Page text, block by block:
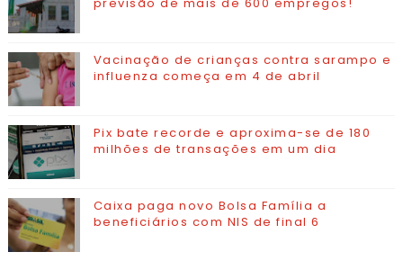
Vacinação de crianças contra sarampo e
influenza começa em 4 de abril
Pix bate recorde e aproxima-se de 180
milhões de transações em um dia
Caixa paga novo Bolsa Família a
beneficiários com NIS de final 6